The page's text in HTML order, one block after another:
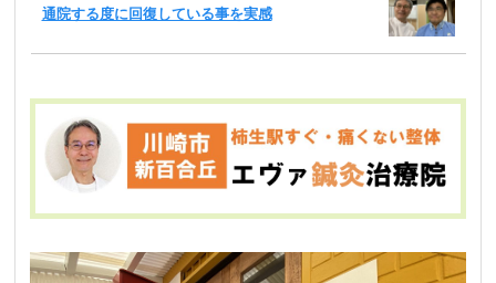
通院する度に回復している事を実感